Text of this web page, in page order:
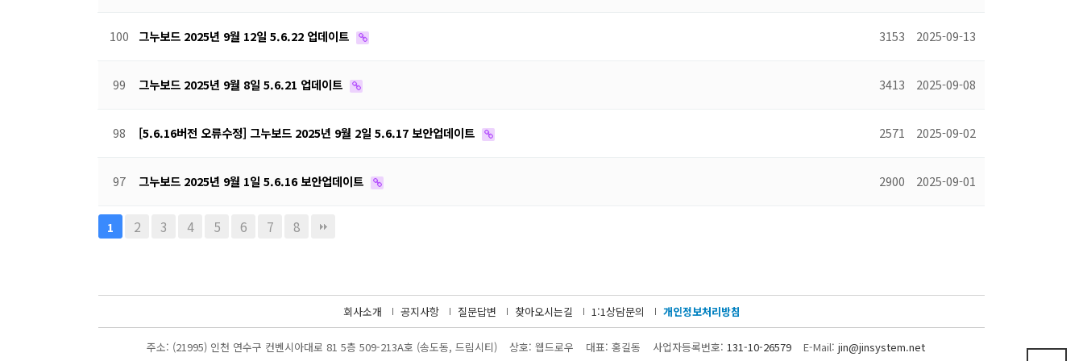
100 그누보드 2025년 9월 12일 5.6.22 업데이트 3153 2025-09-13
99 그누보드 2025년 9월 8일 5.6.21 업데이트 3413 2025-09-08
98 [5.6.16버전 오류수정] 그누보드 2025년 9월 2일 5.6.17 보안업데이트 2571 2025-09-02
97 그누보드 2025년 9월 1일 5.6.16 보안업데이트 2900 2025-09-01
1 2 3 4 5 6 7 8
회사소개 공지사항 질문답변 찾아오시는길 1:1상담문의 개인정보처리방침
주소: (21995) 인천 연수구 컨벤시아대로 81 5층 509-213A호 (송도동, 드림시티) 상호: 웹드로우 대표: 홍길동 사업자등록번호: 131-10-26579 E-Mail: jin@jinsystem.net